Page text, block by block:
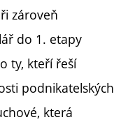
zároveň
do 1. etapy
ty, kteří řeší
podnikatelských
která